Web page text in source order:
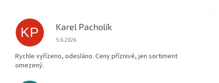
KP Karel Pacholík
Hodnocení obchodu je 4 z 5 hvězdiček.
5.6.2026
Rychle vyřízeno, odesláno. Ceny příznivé, jen sortiment
omezený.